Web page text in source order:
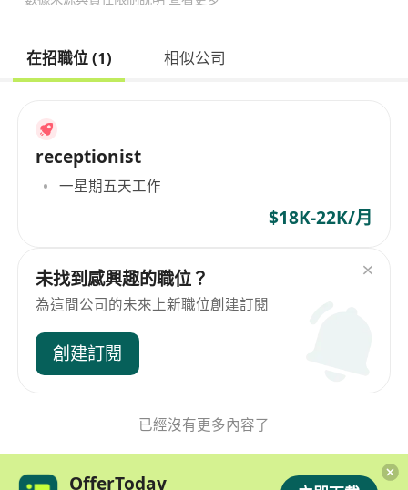
在招職位 (1) 相似公司
receptionist
一星期五天工作
$18K-22K/月
未找到感興趣的職位？
為這間公司的未來上新職位創建訂閱
創建訂閱
已經沒有更多內容了
OfferToday